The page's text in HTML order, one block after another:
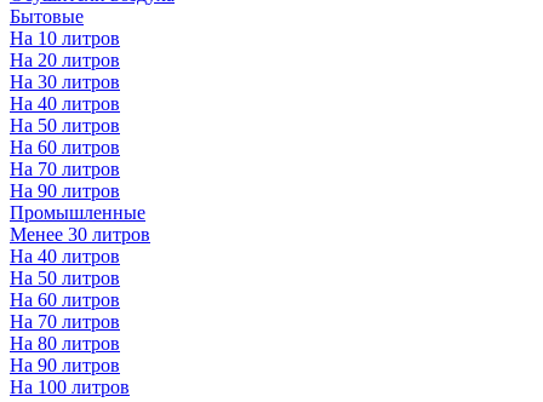
Бытовые
На 10 литров
На 20 литров
На 30 литров
На 40 литров
На 50 литров
На 60 литров
На 70 литров
На 90 литров
Промышленные
Менее 30 литров
На 40 литров
На 50 литров
На 60 литров
На 70 литров
На 80 литров
На 90 литров
На 100 литров